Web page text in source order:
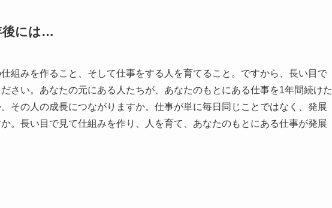
後には…
組みを作ること、そして仕事をする人を育てること。ですから、長い目で
さい。あなたの元にある人たちが、あなたのもとにある仕事を1年間続けた
その人の成長につながりますか。仕事が単に毎日同じことではなく、発展
。長い目で見て仕組みを作り、人を育て、あなたのもとにある仕事が発展